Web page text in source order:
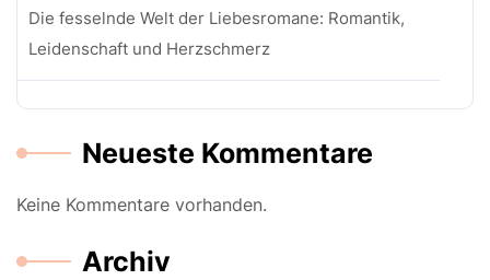
Die fesselnde Welt der Liebesromane: Romantik,
Leidenschaft und Herzschmerz
Neueste Kommentare
Keine Kommentare vorhanden.
Archiv